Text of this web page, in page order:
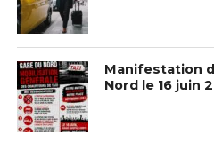
Manifestation
Nord le 16 juin